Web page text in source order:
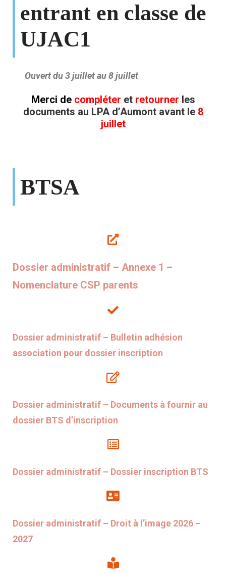
entrant en classe de
UJAC1
Ouvert du 3 juillet au 8 juillet
Merci de compléter et retourner les
documents au LPA d’Aumont avant le 8
juillet
BTSA
Dossier administratif – Annexe 1 –
Nomenclature CSP parents
Dossier administratif – Bulletin adhésion
association pour dossier inscription
Dossier administratif – Documents à fournir au
dossier BTS d’inscription
Dossier administratif – Dossier inscription BTS
Dossier administratif – Droit à l’image 2026 –
2027